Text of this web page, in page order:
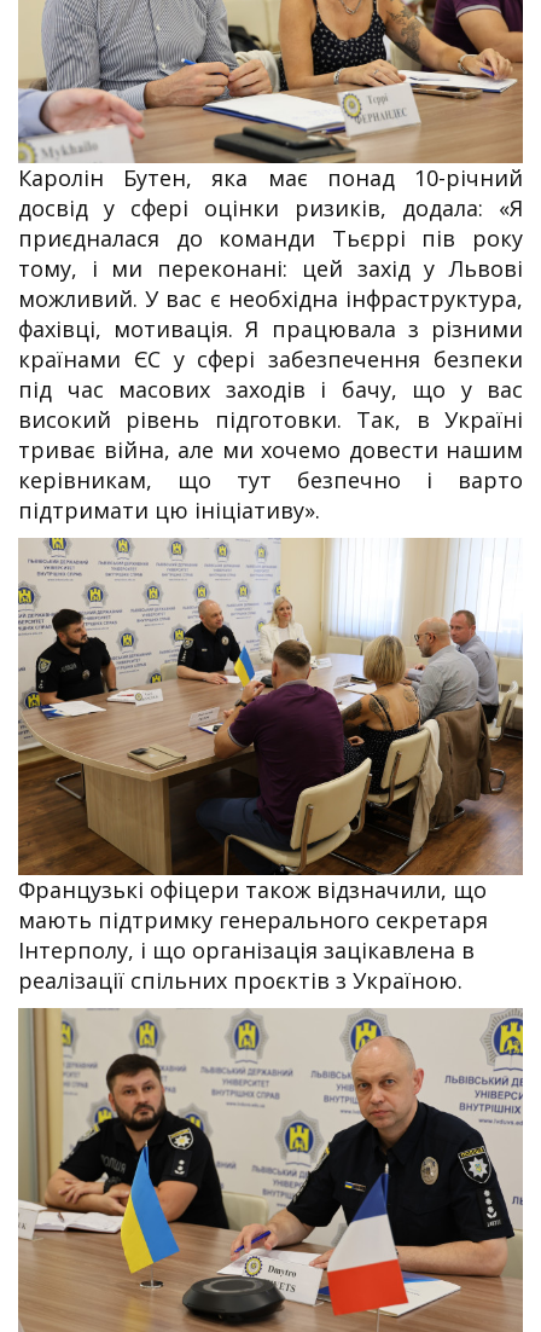
Каролін Бутен, яка має понад 10-річний
досвід у сфері оцінки ризиків, додала: «Я
приєдналася до команди Тьєррі пів року
тому, і ми переконані: цей захід у Львові
можливий. У вас є необхідна інфраструктура,
фахівці, мотивація. Я працювала з різними
країнами ЄС у сфері забезпечення безпеки
під час масових заходів і бачу, що у вас
високий рівень підготовки. Так, в Україні
триває війна, але ми хочемо довести нашим
керівникам, що тут безпечно і варто
підтримати цю ініціативу».
Французькі офіцери також відзначили, що
мають підтримку генерального секретаря
Інтерполу, і що організація зацікавлена в
реалізації спільних проєктів з Україною.